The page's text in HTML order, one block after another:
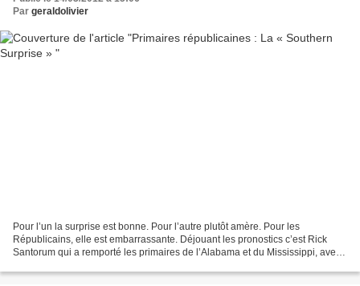
Par geraldolivier
Pour l’un la surprise est bonne. Pour l’autre plutôt amère. Pour les
Républicains, elle est embarrassante. Déjouant les pronostics c’est Rick
Santorum qui a remporté les primaires de l’Alabama et du Mississippi, avec